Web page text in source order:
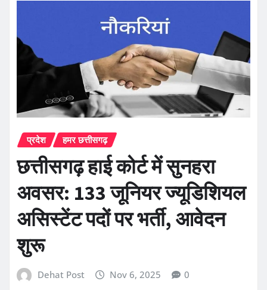
प्रदेश हमर छत्तीसगढ़
छत्तीसगढ़ हाई कोर्ट में सुनहरा
अवसर: 133 जूनियर ज्यूडिशियल
असिस्टेंट पदों पर भर्ती, आवेदन
शुरू
Dehat Post Nov 6, 2025 0